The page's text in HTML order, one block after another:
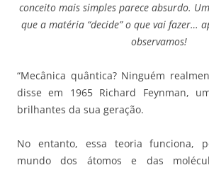
conceito mais simples parece absurdo.
que a matéria “decide” o que vai fazer…
observamos!
“Mecânica quântica? Ninguém
disse em 1965 Richard Feynman,
brilhantes da sua geração.
No entanto, essa teoria funciona,
mundo dos átomos e das